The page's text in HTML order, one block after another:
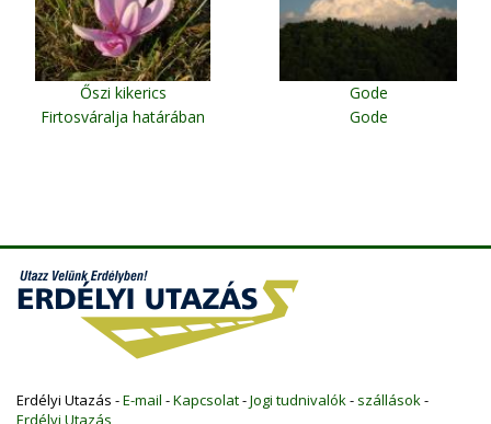
Őszi kikerics
Firtosváralja határában
Gode
Gode
Erdélyi Utazás -E-mail -Kapcsolat-Jogi tudnivalók- szállások-
Erdélyi Utazás